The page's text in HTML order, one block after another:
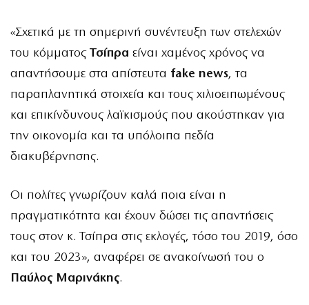
«Σχετικά με τη σημερινή συνέντευξη των στελεχών
του κόμματος Τσίπρα είναι χαμένος χρόνος να
απαντήσουμε στα απίστευτα fake news, τα
παραπλανητικά στοιχεία και τους χιλιοειπωμένους
και επικίνδυνους λαϊκισμούς που ακούστηκαν για
την οικονομία και τα υπόλοιπα πεδία
διακυβέρνησης.
Οι πολίτες γνωρίζουν καλά ποια είναι η
πραγματικότητα και έχουν δώσει τις απαντήσεις
τους στον κ. Τσίπρα στις εκλογές, τόσο του 2019, όσο
και του 2023», αναφέρει σε ανακοίνωσή του ο
Παύλος Μαρινάκης.